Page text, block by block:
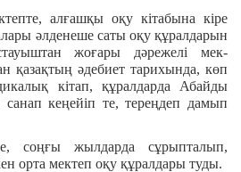
алғашқы оқу кітабына кіре
әлденеше саты оқу құралдарын
жоғары дәрежелі мек-
қазақтың әдебиет тарихында, көп
кітап, құралдарда Абайды
кеңейіп те, тереңдеп дамып
соңғы жылдарда сұрыпталып,
орта мектеп оқу құралдары туды.